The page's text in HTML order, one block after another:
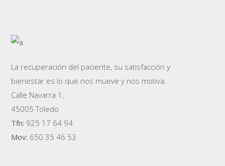
La recuperación del paciente, su satisfacción y
bienestar es lo que nos mueve y nos motiva.
Calle Navarra 1,
45005 Toledo
Tfn: 925 17 64 94
Mov: 650 35 46 53